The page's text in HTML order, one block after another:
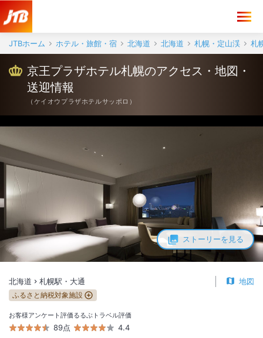
JTBホーム ホテル・旅館・宿 北海道 北海道 札幌・定山渓 札
ストーリーを見る
京王プラザホテル札幌のアクセス・地図・
送迎情報
（ ケイオウプラザホテルサッポロ ）
北海道 札幌駅・大通 地図
ふるさと納税対象施設
お客様アンケート評価
89点
るるぶトラベル評価
4.4